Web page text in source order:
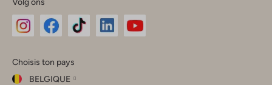
Instagram
Facebook
TikTok
Choisis ton pays
BELGIQUE